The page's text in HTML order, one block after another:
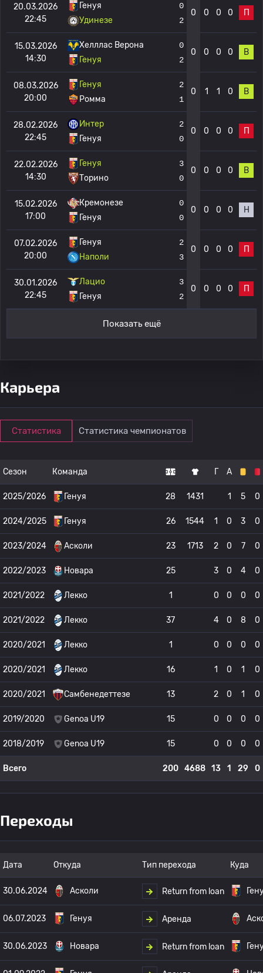
20.03.2026
22:45
Генуя
Удинезе
0
2
0 0 0 0 П
15.03.2026
14:30
Хелллас Верона
Генуя
0
2
0 0 0 0 В
08.03.2026
20:00
Генуя
Ромма
2
1
0 1 1 0 В
28.02.2026
22:45
Интер
Генуя
2
0
0 0 0 0 П
22.02.2026
14:30
Генуя
Торино
3
0
0 0 0 0 В
15.02.2026
17:00
Кремонезе
Генуя
0
0
0 0 0 0 Н
07.02.2026
20:00
Генуя
Наполи
2
3
0 0 0 0 П
30.01.2026
22:45
Лацио
Генуя
3
2
0 0 0 0 П
Показать ещё
Карьера
Статистика Статистика чемпионатов
Сезон Команда Г А
2025/2026 Генуя 28 1431 1 5 0
2024/2025 Генуя 26 1544 1 0 3 0
2023/2024 Асколи 23 1713 2 0 7 0
2022/2023 Новара 25 3 0 4 0
2021/2022 Лекко 1 0 0 0 0
2021/2022 Лекко 37 4 0 8 0
2020/2021 Лекко 1 0 0 0 0
2020/2021 Лекко 16 1 0 1 0
2020/2021 Самбенедеттезе 13 2 0 1 0
2019/2020 Genoa U19 15 0 0 0 0
2018/2019 Genoa U19 15 0 0 0 0
Всего 200 4688 13 1 29 0
Переходы
Дата Откуда Тип перехода Куда
30.06.2024 Асколи Return from loan
06.07.2023 Генуя Аренда
30.06.2023 Новара Return from loan